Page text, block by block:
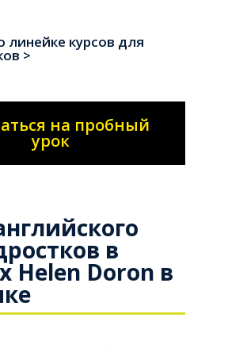
линейке курсов для
>
на пробный
урок
в
Helen Doron в